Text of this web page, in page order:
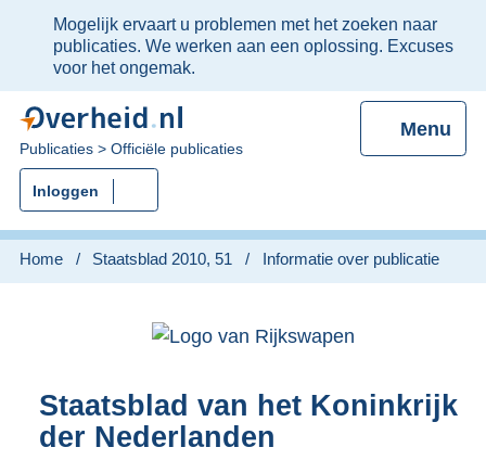
Ter
informatie:
Mogelijk ervaart u problemen met het zoeken naar
publicaties. We werken aan een oplossing. Excuses
voor het ongemak.
Menu
U
bent
nu
hier:
Publicaties Officiële publicaties
Inloggen
Home Staatsblad 2010, 51 Informatie over publicatie
Staatsblad van het Koninkrijk
der Nederlanden